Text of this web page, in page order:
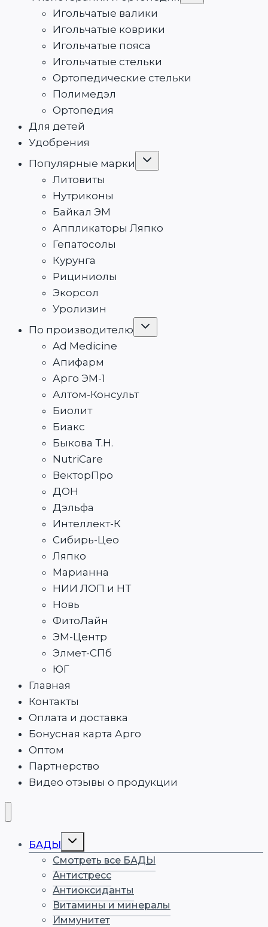
Игольчатые валики
Игольчатые коврики
Игольчатые пояса
Игольчатые стельки
Ортопедические стельки
Полимедэл
Ортопедия
Для детей
Удобрения
Популярные марки
Переключить
Литовиты
Нутриконы
Байкал ЭМ
Аппликаторы Ляпко
Гепатосолы
Курунга
Рициниолы
Экорсол
Уролизин
По производителю
Переключить
Ad Medicine
Апифарм
Арго ЭМ-1
Алтом-Консульт
Биолит
Биакс
Быкова Т.Н.
NutriCare
ВекторПро
ДОН
Дэльфа
Интеллект-К
Сибирь-Цео
Ляпко
Марианна
НИИ ЛОП и НТ
Новь
ФитоЛайн
ЭМ-Центр
Элмет-СПб
ЮГ
Главная
Контакты
Оплата и доставка
Бонусная карта Арго
Оптом
Партнерство
Видео отзывы о продукции
БАДЫ
Переключить
меню
Смотреть все БАДЫ
Антистресс
Антиоксиданты
Витамины и минералы
Иммунитет